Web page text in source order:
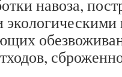
навоза,